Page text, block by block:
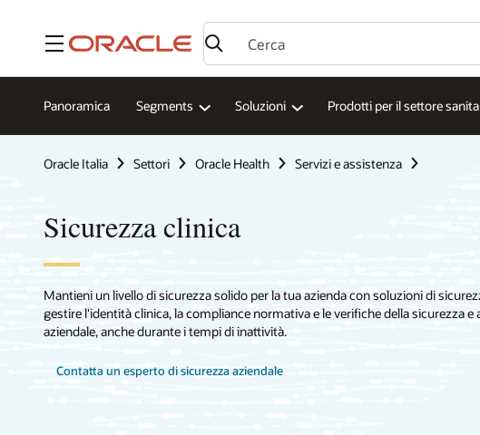
Menu
Panoramica Segments Soluzioni Prodotti per il settore
Oracle Italia Settori Oracle Health Servizi e assistenza
Sicurezza clinica
Mantieni un livello di sicurezza solido per la tua azienda con soluzioni di
gestire l'identità clinica, la compliance normativa e le verifiche della sicurezza
aziendale, anche durante i tempi di inattività.
Contatta un esperto di sicurezza aziendale